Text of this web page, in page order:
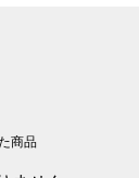
商品